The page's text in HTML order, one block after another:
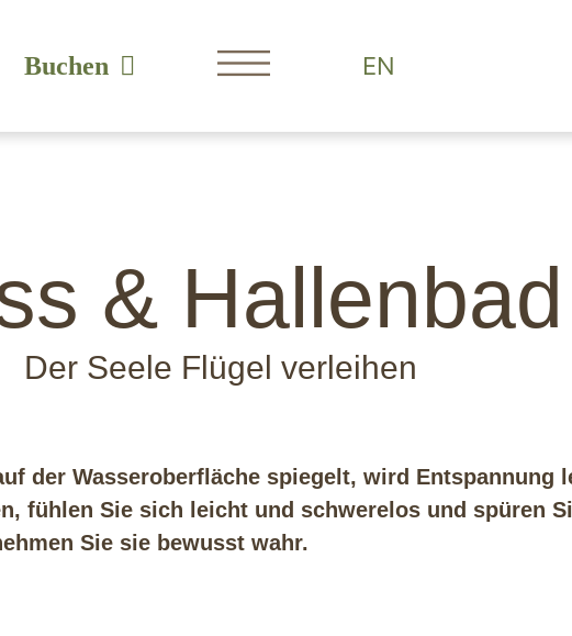
Buchen EN
& Hallenbad
Der Seele Flügel verleihen
der Wasseroberfläche spiegelt, wird Entspannung
fühlen Sie sich leicht und schwerelos und spüren
Sie sie bewusst wahr.